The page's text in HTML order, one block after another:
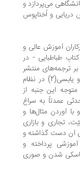
می‌پردازد و
و اُختاپوس
عالی و
- در
منتشر
شده و بحث «کتاب سازی» و انتشار هر رطب و یابسی(2) در نظام
جنبه از
به سراغ
مثال‌ها و
و بازاری
گذاشته و
پرداخته و
شدن و صوری